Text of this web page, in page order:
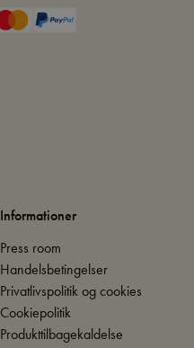
Informationer
Press room
Handelsbetingelser
Privatlivspolitik og cookies
Cookiepolitik
Produkttilbagekaldelse